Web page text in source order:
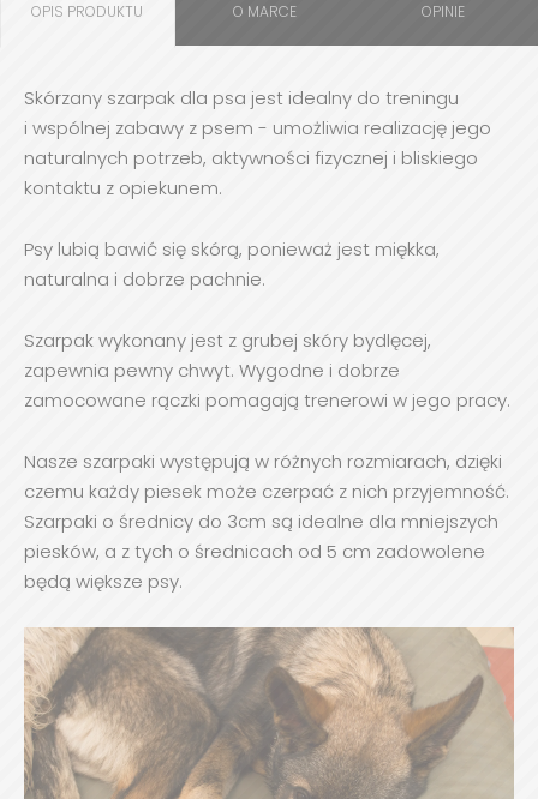
OPIS PRODUKTU O MARCE OPINIE
Skórzany szarpak dla psa jest idealny do treningu
i wspólnej zabawy z psem - umożliwia realizację jego
naturalnych potrzeb, aktywności fizycznej i bliskiego
kontaktu z opiekunem.
Psy lubią bawić się skórą, ponieważ jest miękka,
naturalna i dobrze pachnie.
Szarpak wykonany jest z grubej skóry bydlęcej,
zapewnia pewny chwyt. Wygodne i dobrze
zamocowane rączki pomagają trenerowi w jego pracy.
Nasze szarpaki występują w różnych rozmiarach, dzięki
czemu każdy piesek może czerpać z nich przyjemność.
Szarpaki o średnicy do 3cm są idealne dla mniejszych
piesków, a z tych o średnicach od 5 cm zadowolene
będą większe psy.